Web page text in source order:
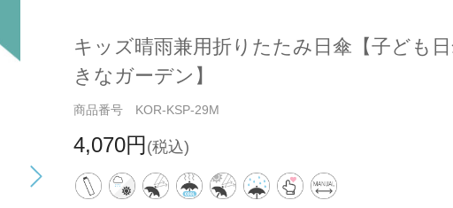
キッズ晴雨兼用折りたたみ日傘【子ども
きなガーデン】
商品番号 KOR-KSP-29M
4,070円 (税込)